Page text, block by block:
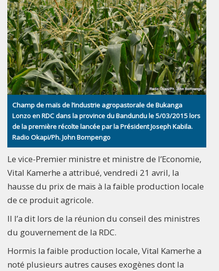
Champ de maïs de l’industrie agropastorale de Bukanga
Lonzo en RDC dans la province du Bandundu le 5/03/2015 lors
de la première récolte lancée par la Président Joseph Kabila.
Radio Okapi/Ph. John Bompengo
Le vice-Premier ministre et ministre de l’Economie,
Vital Kamerhe a attribué, vendredi 21 avril, la
hausse du prix de maïs à la faible production locale
de ce produit agricole.
Il l’a dit lors de la réunion du conseil des ministres
du gouvernement de la RDC.
Hormis la faible production locale, Vital Kamerhe a
noté plusieurs autres causes exogènes dont la